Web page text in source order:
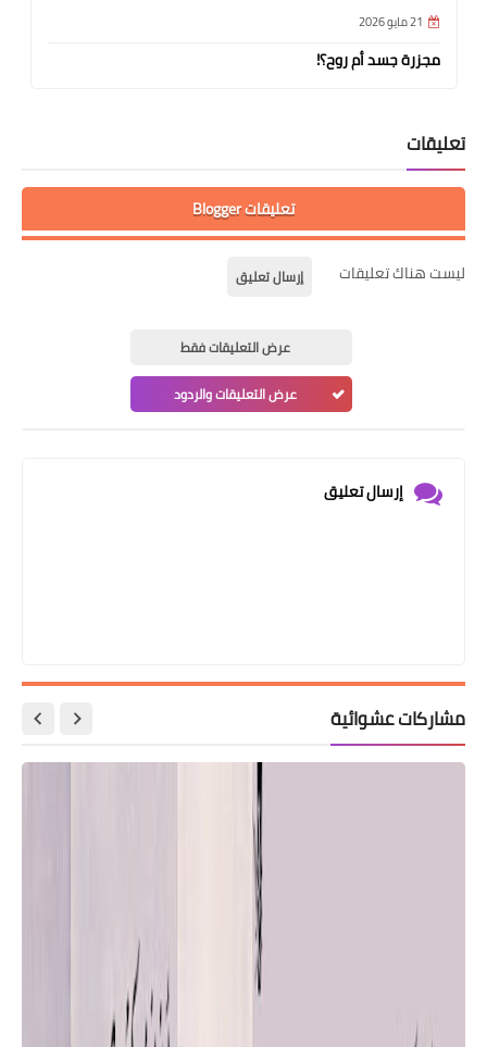
21 مايو 2026
مجزرة جسد أم روح؟!
تعليقات
تعليقات Blogger
ليست هناك تعليقات إرسال تعليق
عرض التعليقات فقط
عرض التعليقات والردود
إرسال تعليق
مشاركات عشوائية